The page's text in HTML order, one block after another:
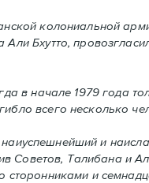
колониальной
Бхутто,
в начале 1979 года
всего несколько
и
Советов, Талибана и
сторонниками и